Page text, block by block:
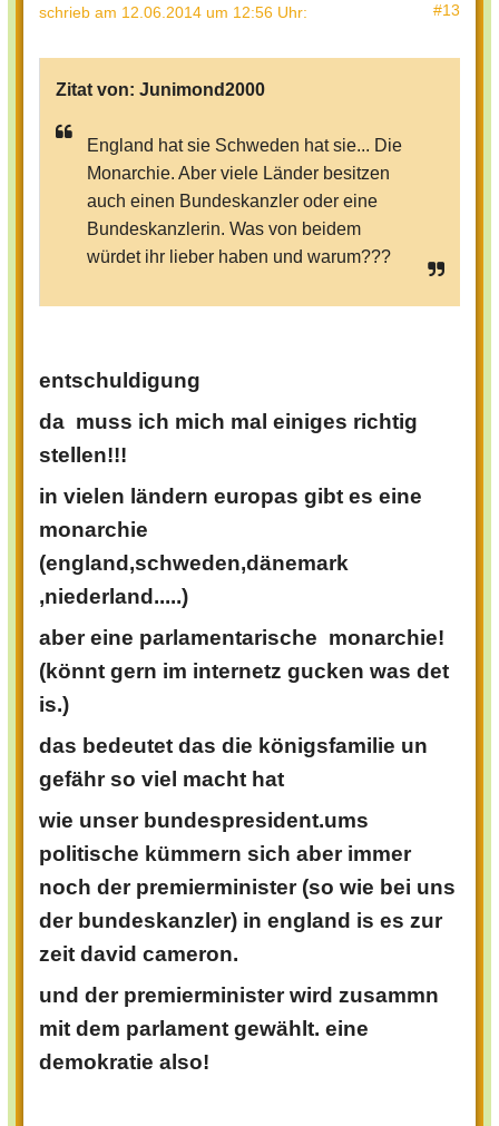
schrieb am 12.06.2014 um 12:56 Uhr: #13
Zitat von: Junimond2000
England hat sie Schweden hat sie... Die
Monarchie. Aber viele Länder besitzen
auch einen Bundeskanzler oder eine
Bundeskanzlerin. Was von beidem
würdet ihr lieber haben und warum???
entschuldigung
da muss ich mich mal einiges richtig
stellen!!!
in vielen ländern europas gibt es eine
monarchie
(england,schweden,dänemark
,niederland.....)
aber eine parlamentarische monarchie!
(könnt gern im internetz gucken was det
is.)
das bedeutet das die königsfamilie un
gefähr so viel macht hat
wie unser bundespresident.ums
politische kümmern sich aber immer
noch der premierminister (so wie bei uns
der bundeskanzler) in england is es zur
zeit david cameron.
und der premierminister wird zusammn
mit dem parlament gewählt. eine
demokratie also!